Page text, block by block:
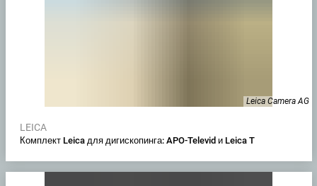
Leica Camera AG
LEICA
Комплект Leica для дигископинга: APO-Televid и Leica T